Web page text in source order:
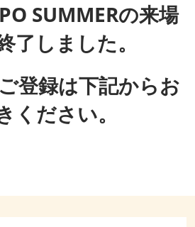
SUMMERの来場
了しました。
登録は下記からお
ください。